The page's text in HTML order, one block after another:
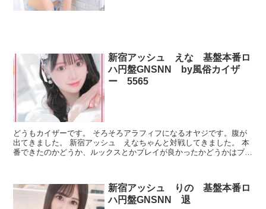
新宿アッシュ えな 基盤本番ロ
ハ円盤GNSNN by風俗カイザ
ー 5565
どうもカイザーです。 そろそろアラフィフになるオヤジです。腹が
出てきました。 新宿アッシュ えなちゃんと対戦してきました。 本
番できたのかどうか、ルックスとかプレイが良かったかどうかはブロ
新宿アッシュ りの 基盤本番ロ
ハ円盤GNSNN 退